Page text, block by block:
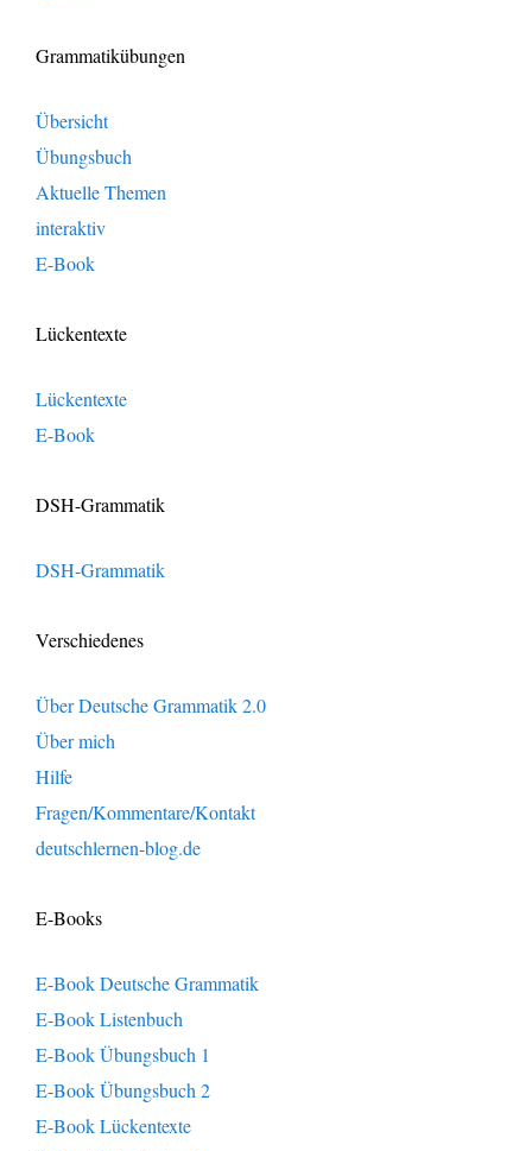
Grammatikübungen
Übersicht
Übungsbuch
Aktuelle Themen
interaktiv
E-Book
Lückentexte
Lückentexte
E-Book
DSH-Grammatik
DSH-Grammatik
Verschiedenes
Über Deutsche Grammatik 2.0
Über mich
Hilfe
Fragen/Kommentare/Kontakt
deutschlernen-blog.de
E-Books
E-Book Deutsche Grammatik
E-Book Listenbuch
E-Book Übungsbuch 1
E-Book Übungsbuch 2
E-Book Lückentexte